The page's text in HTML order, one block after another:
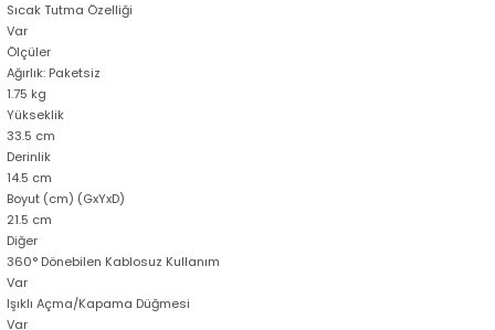
Sıcak Tutma Özelliği
Var
Ölçüler
Ağırlık: Paketsiz
1.75 kg
Yükseklik
33.5 cm
Derinlik
14.5 cm
Boyut (cm) (GxYxD)
21.5 cm
Diğer
360° Dönebilen Kablosuz Kullanım
Var
Işıklı Açma/Kapama Düğmesi
Var